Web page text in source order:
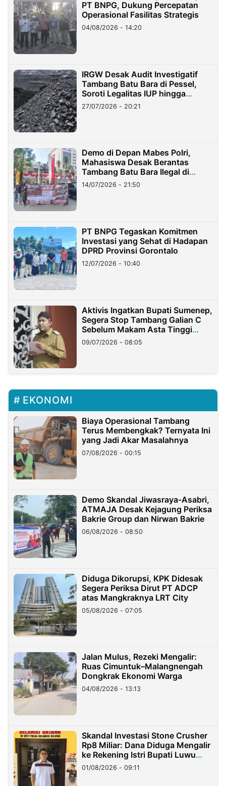
PT BNPG, Dukung Percepatan
Operasional Fasilitas Strategis
04/08/2026 - 14:20
IRGW Desak Audit Investigatif
Tambang Batu Bara di Pessel,
Soroti Legalitas IUP hingga
Stockpile
27/07/2026 - 20:21
Demo di Depan Mabes Polri,
Mahasiswa Desak Berantas
Tambang Batu Bara Ilegal di
Lampung
14/07/2026 - 21:50
PT BNPG Tegaskan Komitmen
Investasi yang Sehat di Hadapan
DPRD Provinsi Gorontalo
12/07/2026 - 10:40
Aktivis Ingatkan Bupati Sumenep,
Segera Stop Tambang Galian C
Sebelum Makam Asta Tinggi
Longsor
09/07/2026 - 08:05
EKONOMI
Biaya Operasional Tambang
Terus Membengkak? Ternyata Ini
yang Jadi Akar Masalahnya
07/08/2026 - 00:15
Demo Skandal Jiwasraya-Asabri,
ATMAJA Desak Kejagung Periksa
Bakrie Group dan Nirwan Bakrie
06/08/2026 - 08:50
Diduga Dikorupsi, KPK Didesak
Segera Periksa Dirut PT ADCP
atas Mangkraknya LRT City
05/08/2026 - 07:05
Jalan Mulus, Rezeki Mengalir:
Ruas Cimuntuk–Malangnengah
Dongkrak Ekonomi Warga
04/08/2026 - 13:13
Skandal Investasi Stone Crusher
Rp8 Miliar: Dana Diduga Mengalir
ke Rekening Istri Bupati Luwu
Timur
01/08/2026 - 09:11